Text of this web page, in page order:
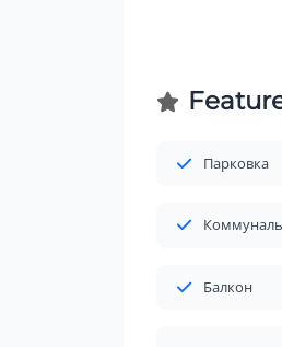
Парковка
Балкон